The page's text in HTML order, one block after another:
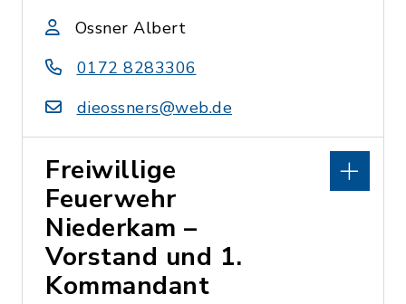
Ossner Albert
0172 8283306
dieossners@web.de
Freiwillige
Feuerwehr
Niederkam –
Vorstand und 1.
Kommandant